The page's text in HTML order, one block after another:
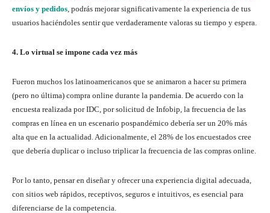
envíos y pedidos , podrás mejorar significativamente la experiencia de tus
usuarios haciéndoles sentir que verdaderamente valoras su tiempo y espera.
4. Lo virtual se impone cada vez más
Fueron muchos los latinoamericanos que se animaron a hacer su primera
(pero no última) compra online durante la pandemia. De acuerdo con la
encuesta realizada por IDC, por solicitud de Infobip, la frecuencia de las
compras en línea en un escenario pospandémico debería ser un 20% más
alta que en la actualidad. Adicionalmente, el 28% de los encuestados cree
que debería duplicar o incluso triplicar la frecuencia de las compras online.
Por lo tanto, pensar en diseñar y ofrecer una experiencia digital adecuada,
con sitios web rápidos, receptivos, seguros e intuitivos, es esencial para
diferenciarse de la competencia.